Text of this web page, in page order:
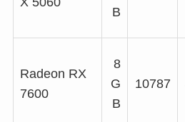
B
Radeon RX
7600
8
G
B
10787